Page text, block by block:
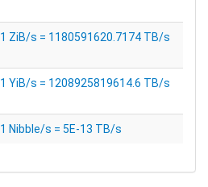
1 ZiB/s = 1180591620.7174 TB/s
1 YiB/s = 1208925819614.6 TB/s
1 Nibble/s = 5E-13 TB/s